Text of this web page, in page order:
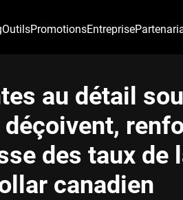
OutilsPromotionsEntreprise
au détail
déçoivent,
des taux de
canadien